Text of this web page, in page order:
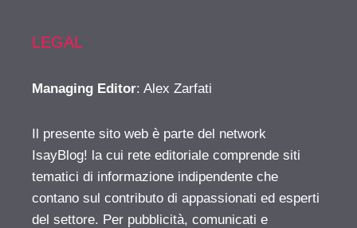
LEGAL
Managing Editor: Alex Zarfati
Il presente sito web è parte del network
IsayBlog! la cui rete editoriale comprende siti
tematici di informazione indipendente che
contano sul contributo di appassionati ed esperti
del settore. Per pubblicità, comunicati e